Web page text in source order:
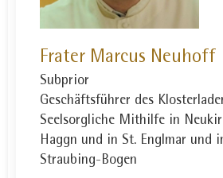
Frater Marcus Neuhoff
Subprior
Geschäftsführer des
Seelsorgliche Mithilfe in
Haggn und in St. Englmar und
Straubing-Bogen